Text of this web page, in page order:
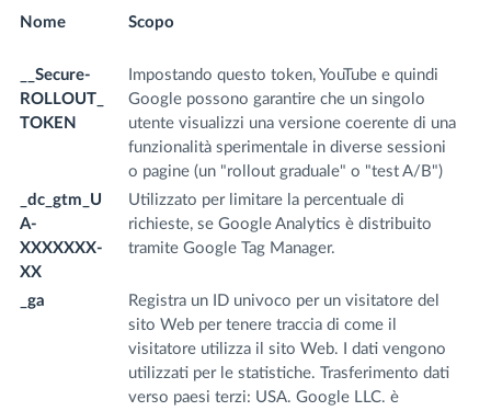
Nome Scopo
__Secure-
ROLLOUT_
TOKEN
Impostando questo token, YouTube e quindi
Google possono garantire che un singolo
utente visualizzi una versione coerente di una
funzionalità sperimentale in diverse sessioni
o pagine (un "rollout graduale" o "test A/B")
_dc_gtm_U
A-
XXXXXXX-
XX
Utilizzato per limitare la percentuale di
richieste, se Google Analytics è distribuito
tramite Google Tag Manager.
_ga
Registra un ID univoco per un visitatore del
sito Web per tenere traccia di come il
visitatore utilizza il sito Web. I dati vengono
utilizzati per le statistiche. Trasferimento dati
verso paesi terzi: USA. Google LLC. è